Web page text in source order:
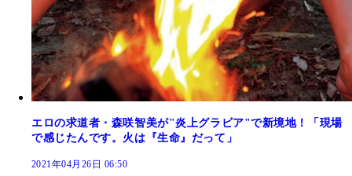
エロの求道者・森咲智美が"炎上グラビア"で新境地！「現場
で感じたんです。火は『生命』だって」
2021年04月26日 06:50